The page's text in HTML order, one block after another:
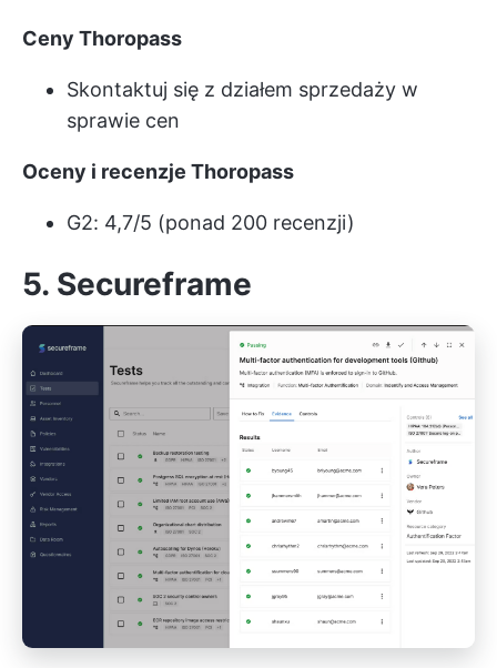
Ceny Thoropass
Skontaktuj się z działem sprzedaży w
sprawie cen
Oceny i recenzje Thoropass
G2: 4,7/5 (ponad 200 recenzji)
5. Secureframe